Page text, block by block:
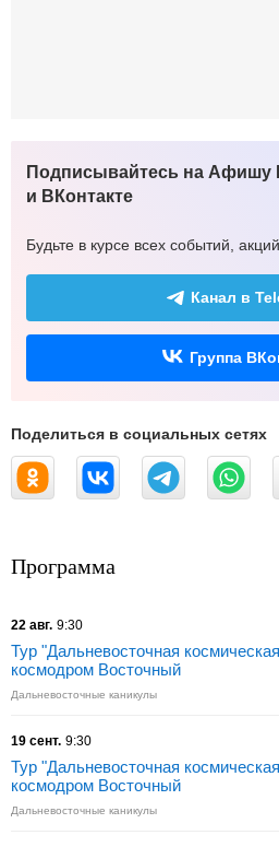
Подписывайтесь на Афишу
и ВКонтакте
Будьте в курсе всех событий,
Канал в
Группа
Поделиться в социальных сетях
Программа
22 авг. 9:30
Тур "Дальневосточная
космодром Восточный
Дальневосточные каникулы
19 сент. 9:30
Тур "Дальневосточная
космодром Восточный
Дальневосточные каникулы